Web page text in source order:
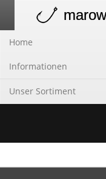
navigation
Home
Informationen
Unser Sortiment